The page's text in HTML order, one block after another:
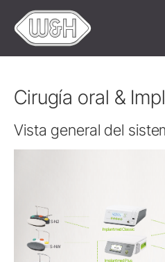
Cirugía oral &
Vista general del
S-NW
S-N2
Implantmed Classic
Implantmed Plus